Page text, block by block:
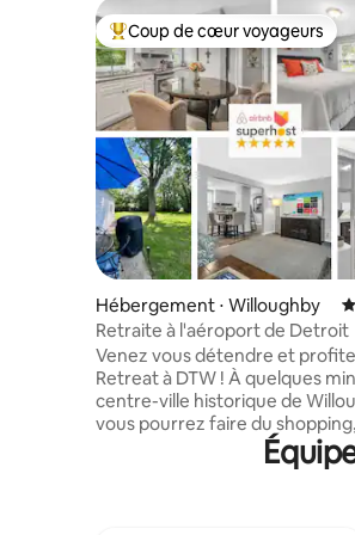
Coups de cœur voyageurs les
Coup de cœur voyageurs
Hébergement ⋅ Willoughby
Retraite à l'aéroport de Detroit
Venez vous détendre et
Retreat à DTW ! À quelques
centre-ville historique de
vous pourrez faire du
flâner dans les rues à votre
maison de ranch unifamiliale